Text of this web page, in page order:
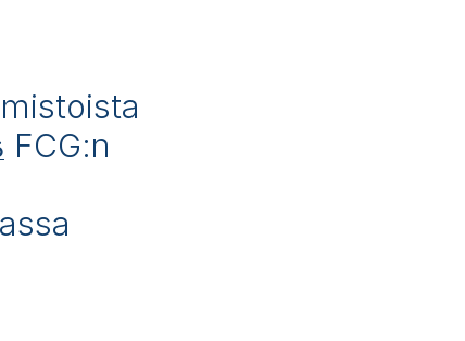
FCG:n